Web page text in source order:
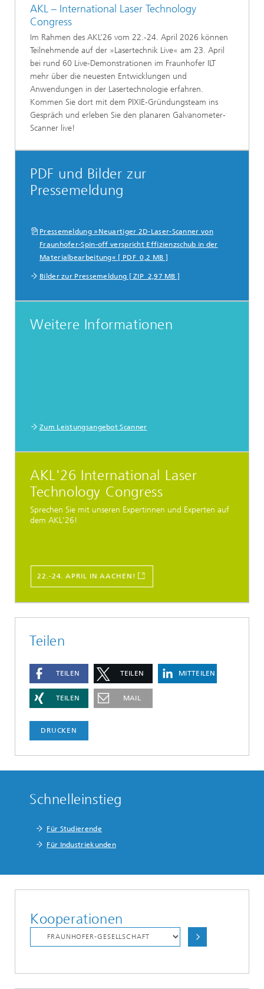
AKL – International Laser Technology
Congress
Im Rahmen des AKL’26 vom 22.-24. April 2026 können
Teilnehmende auf der »Lasertechnik Live« am 23. April
bei rund 60 Live-Demonstrationen im Fraunhofer ILT
mehr über die neuesten Entwicklungen und
Anwendungen in der Lasertechnologie erfahren.
Kommen Sie dort mit dem PIXIE-Gründungsteam ins
Gespräch und erleben Sie den planaren Galvanometer-
Scanner live!
PDF und Bilder zur
Pressemeldung
Pressemeldung »Neuartiger 2D-Laser-Scanner von
Fraunhofer-Spin-off verspricht Effizienzschub in der
Materialbearbeitung« [ PDF 0,2 MB ]
Bilder zur Pressemeldung [ ZIP 2,97 MB ]
Weitere Informationen
Zum Leistungsangebot Scanner
AKL'26 International Laser
Technology Congress
Sprechen Sie mit unseren Expertinnen und Experten auf
dem AKL'26!
22.-24. APRIL IN AACHEN!
Teilen
TEILEN TEILEN MITTEILEN
TEILEN MAIL
DRUCKEN
Schnelleinstieg
Für Studierende
Für Industriekunden
Kooperationen